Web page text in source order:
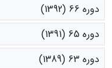
دوره 66 (1392)
دوره 65 (1391)
دوره 63 (1389)